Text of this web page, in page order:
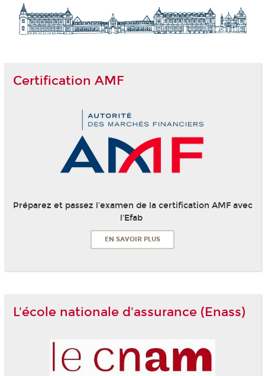
Certification AMF
Préparez et passez l'examen de la certification AMF avec
l'Efab
EN SAVOIR PLUS
L'école nationale d'assurance (Enass)